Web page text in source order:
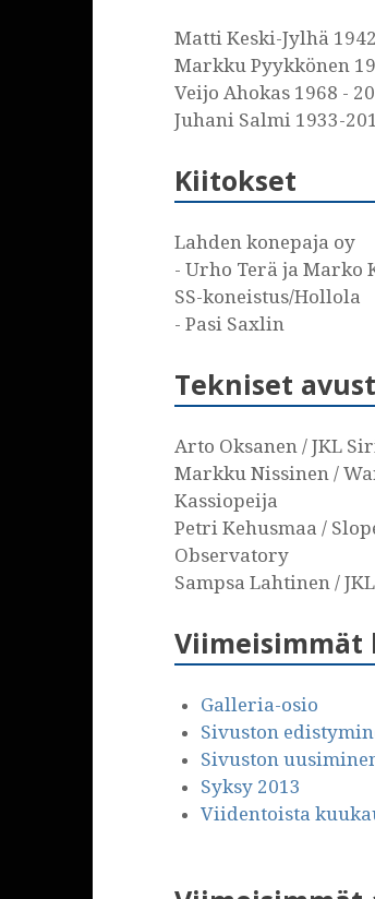
Matti Keski-Jylhä
Markku Pyykkönen
Veijo Ahokas 1968 -
Juhani Salmi 1933-
Kiitokset
Lahden konepaja oy
- Urho Terä ja Marko
SS-koneistus/Hollola
- Pasi Saxlin
Tekniset
Arto Oksanen / JKL
Markku Nissinen /
Kassiopeija
Petri Kehusmaa /
Observatory
Sampsa Lahtinen /
Viimeisimmät
Galleria-osio
Sivuston
Sivuston
Syksy 2013
Viidentoista